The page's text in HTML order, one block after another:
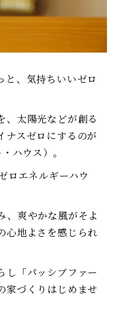
と、気持ちいいゼロ
、太陽光などが創る
ナスゼロにするのが
ハウス）。
ロエネルギーハウ
、爽やかな風がそよ
心地よさを感じられ
し「パッシブファー
家づくりはじめませ